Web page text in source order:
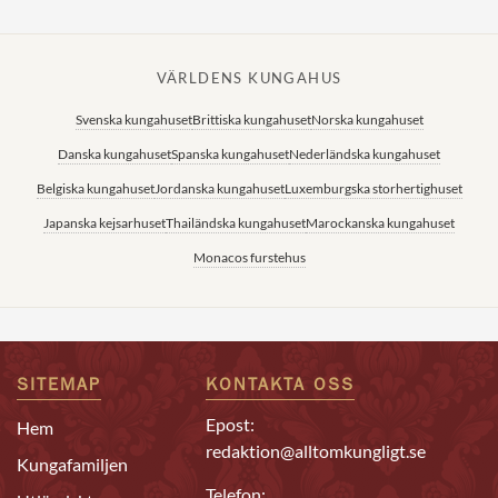
VÄRLDENS KUNGAHUS
Svenska kungahusetBrittiska kungahusetNorska kungahuset
Danska kungahusetSpanska kungahusetNederländska kungahuset
Belgiska kungahusetJordanska kungahusetLuxemburgska storhertighuset
Japanska kejsarhusetThailändska kungahusetMarockanska kungahuset
Monacos furstehus
SITEMAP
Hem
Kungafamiljen
KONTAKTA OSS
Epost:
redaktion@alltomkungligt.se